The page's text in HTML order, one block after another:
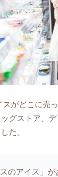
スがどこに売
グストア、
た。
スのアイス」